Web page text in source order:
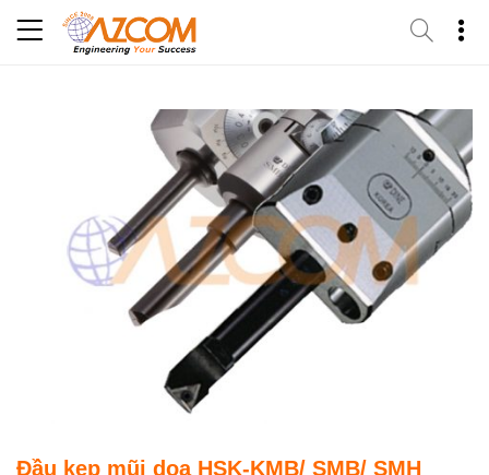
Đầu kẹp mũi doa HSK-KMB/ SMB/ SMH